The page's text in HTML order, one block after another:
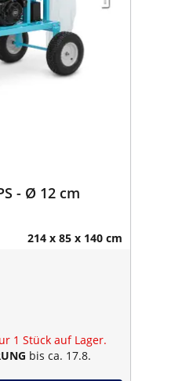
- Ø 12 cm
214 x 85 x 140 cm
1 Stück auf Lager.
bis ca. 17.8.